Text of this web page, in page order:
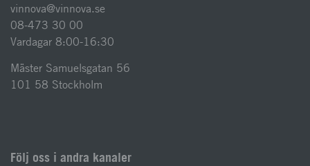
vinnova@vinnova.se
08-473 30 00
Vardagar 8:00-16:30
Mäster Samuelsgatan 56
101 58 Stockholm
Följ oss i andra kanaler